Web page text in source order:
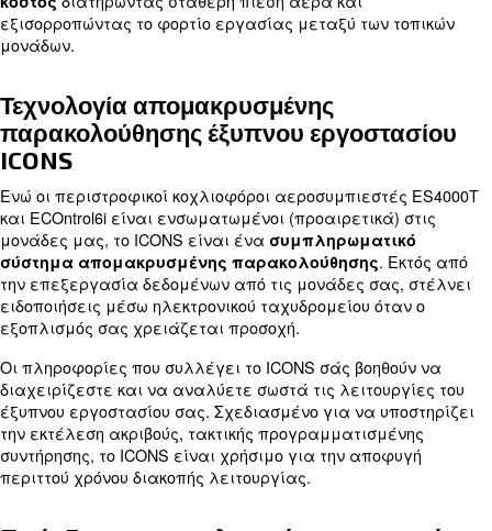
Επίσης, ενσωματωμένο απευθείας στη μονάδα
αεροσυμπιεστή, μεταφορτώνει ασύρματα
συστήματα παρακολούθησης πολλαπλών
όπως τοICONS.
Σύνδεση πολλαπλών μονάδων με
ECOntrol6i
Εάν αναζητάτε απρόσκοπτη συνδεσιμότητα σε
μονάδες αεροσυμπιεστών, μπορείτε να
ψηφιακήοθόνη αφής ECOntrol6i
. Αυτή η
απώλειας αέρα. Επίσης, εξισορροπεί την
όλα τα μηχανήματα.
Με τοECOntrol6iμπορείτε ναμειώσετε το
κόστος διατηρώντας σταθερή πίεση αέρα και